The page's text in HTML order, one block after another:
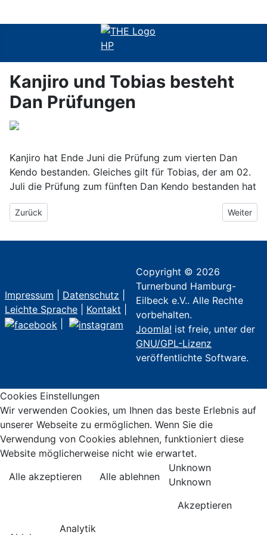
Kanjiro und Tobias besteht
Dan Prüfungen
Kanjiro hat Ende Juni die Prüfung zum vierten Dan
Kendo bestanden. Gleiches gilt für Tobias, der am 02.
Juli die Prüfung zum fünften Dan Kendo bestanden hat
Vorheriger Beitrag: Flora Turnier 2024
Zurück Nächster
Weiter
Impressum Datenschutz
Leichte Sprache
Kontakt
Copyright © 2026
Turnerbund Hamburg-
Eilbeck e.V.. Alle Rechte
vorbehalten.
Joomla! ist freie, unter der
GNU/GPL-Lizenz
veröffentlichte Software.
Cookies Einstellungen
Wir verwenden Cookies, um Ihnen das beste Erlebnis auf
unserer Webseite zu ermöglichen. Wenn Sie die
Verwendung von Cookies ablehnen, funktioniert diese
Website möglicherweise nicht wie erwartet.
Alle akzeptieren
Alle ablehnen
Unknown
Unknown
Akzeptieren
Analytik